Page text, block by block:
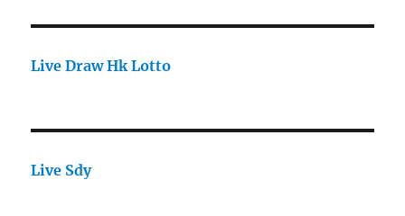
Live Draw Hk Lotto
Live Sdy